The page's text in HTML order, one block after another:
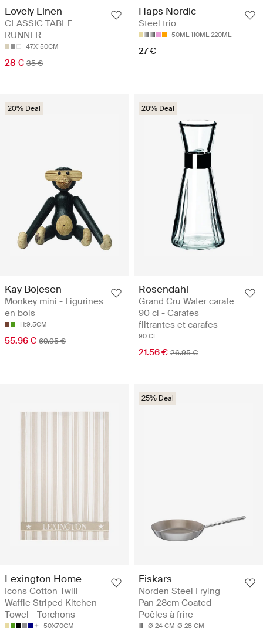
Lovely Linen
CLASSIC TABLE
RUNNER
47X150CM
28 € 35 €
Haps Nordic
Steel trio
50ML 110ML 220ML
27 €
20% Deal
Kay Bojesen
Monkey mini - Figurines
en bois
H:9.5CM
55.96 € 69.95 €
20% Deal
Rosendahl
Grand Cru Water carafe
90 cl - Carafes
filtrantes et carafes
90 CL
21.56 € 26.95 €
Lexington Home
Icons Cotton Twill
Waffle Striped Kitchen
Towel - Torchons
50X70CM
25% Deal
Fiskars
Norden Steel Frying
Pan 28cm Coated -
Poêles à frire
Ø 24 CM Ø 28 CM